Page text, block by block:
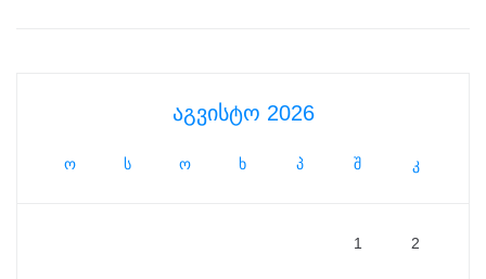
აგვისტო 2026
ო ს ო ხ პ შ კ
1 2